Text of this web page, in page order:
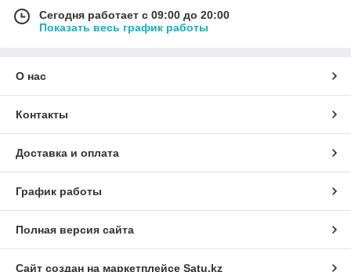
Сегодня работает с 09:00 до 20:00
Показать весь график работы
О нас
Контакты
Доставка и оплата
График работы
Полная версия сайта
Сайт создан на маркетплейсе Satu.kz